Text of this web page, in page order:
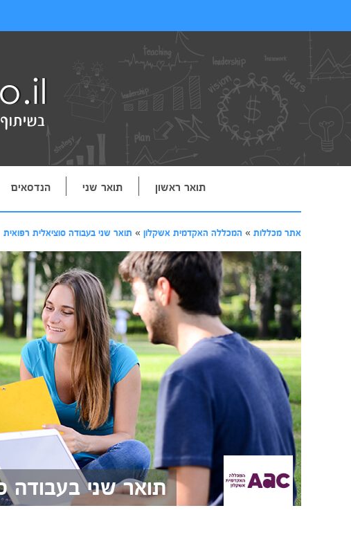
תואר ראשון תואר שני הנדסאים
אתר מכללות » המכללה האקדמית אשקלון » תואר שני בעבודה סוציאלית רפואית
תואר שני בעבודה